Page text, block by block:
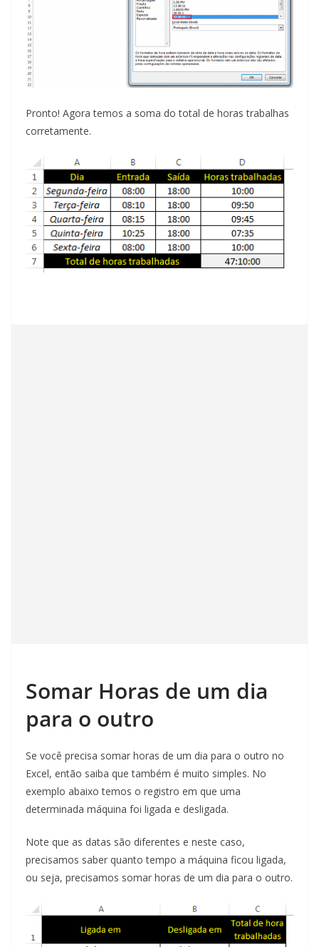
Pronto! Agora temos a soma do total de horas trabalhas
corretamente.
Somar Horas de um dia
para o outro
Se você precisa somar horas de um dia para o outro no
Excel, então saiba que também é muito simples. No
exemplo abaixo temos o registro em que uma
determinada máquina foi ligada e desligada.
Note que as datas são diferentes e neste caso,
precisamos saber quanto tempo a máquina ficou ligada,
ou seja, precisamos somar horas de um dia para o outro.